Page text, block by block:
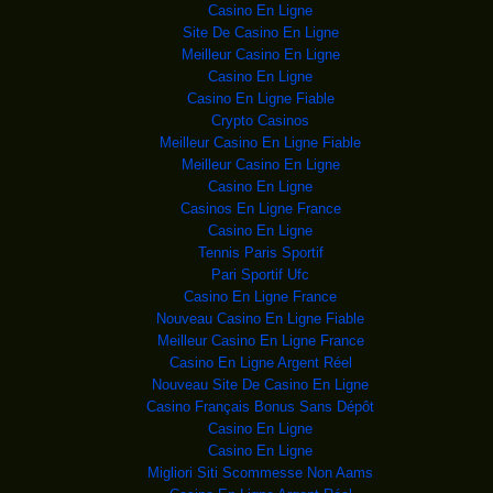
mettent jusqu’à trois jours pour
RDC :Bukavu une ONG
La semaine mondiale
de l’allaitement maternel a co
RDC : la SCTP réhabi
La Société congolaise
des Transports et ports (SCT
RDC :Sorti de prison
Libéré il y a dix jours de
la prison de Makala où
Le drame du combat à
Capture d'écran de
l'endroit où, Etienne TSHISEKED
RDC : MOT DE CLOTURE
Excellence
Monsieur le Vice-Premier Ministre ; M
RDC-ZAMBIE : La Zamb
La Zambie et la
République démocratique du
RDC:APRES AVOIR OCCA
Mais, jusque-là,
rien n’est dit sur les astreintes
RDC : Une attaque d’
Un chasseur et une
femme non autrement identifiés
RDC: MWANDO NSIMBA
Charles Mwando
Nsimba. Un nom. Une histoire qui co
Casino En Ligne
Site De Casino En Ligne
Meilleur Casino En Ligne
Casino En Ligne
Casino En Ligne Fiable
Crypto Casinos
Meilleur Casino En Ligne Fiable
Meilleur Casino En Ligne
Casino En Ligne
Casinos En Ligne France
Casino En Ligne
Tennis Paris Sportif
Pari Sportif Ufc
Casino En Ligne France
Nouveau Casino En Ligne Fiable
Meilleur Casino En Ligne France
Casino En Ligne Argent Réel
Nouveau Site De Casino En Ligne
Casino Français Bonus Sans Dépôt
Casino En Ligne
Casino En Ligne
Migliori Siti Scommesse Non Aams